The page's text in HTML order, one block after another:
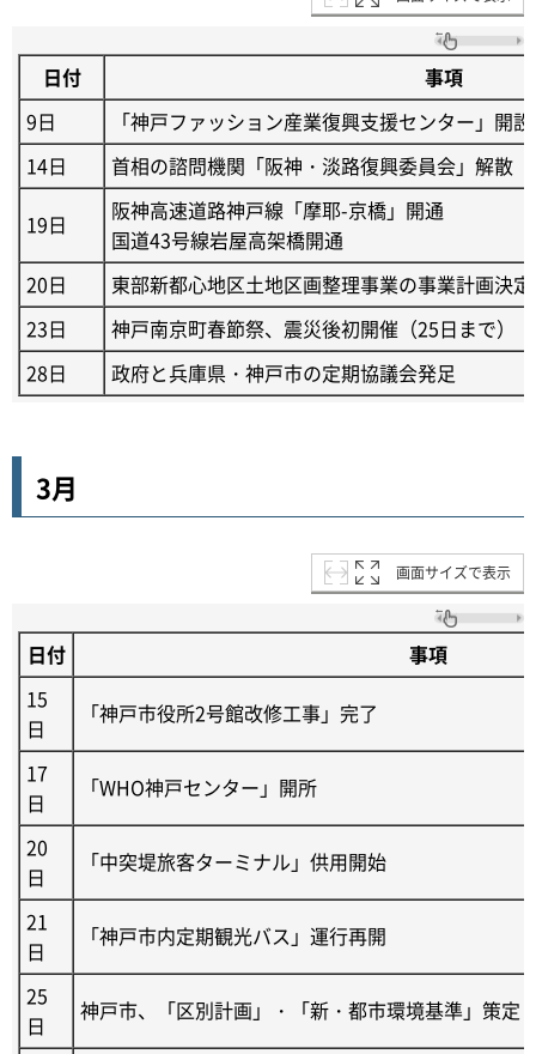
日付
事項
9日
「神戸ファッション産業復興支援センター」開設
14日
首相の諮問機関「阪神・淡路復興委員会」解散
19日
阪神高速道路神戸線「摩耶-京橋」開通
国道43号線岩屋高架橋開通
20日
東部新都心地区土地区画整理事業の事業計画決定
23日
神戸南京町春節祭、震災後初開催（25日まで）
28日
政府と兵庫県・神戸市の定期協議会発足
3月
画面サイズで表示
日付
事項
15
日
「神戸市役所2号館改修工事」完了
17
日
「WHO神戸センター」開所
20
日
「中突堤旅客ターミナル」供用開始
21
日
「神戸市内定期観光バス」運行再開
25
日
神戸市、「区別計画」・「新・都市環境基準」策定